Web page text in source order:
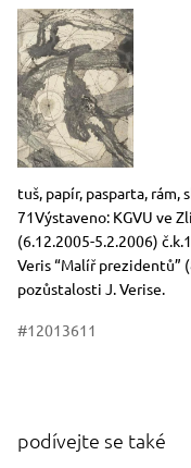
Rozměry
Stručný popis předmětu
tuš, papír, pasparta, rám,
71Výstaveno: KGVU ve
(6.12.2005-5.2.2006)
Veris “Malíř prezidentů”
pozůstalosti J. Verise.
#12013611
podívejte se také